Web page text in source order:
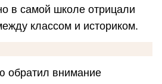
в самой школе отрицали
классом и историком.
обратил внимание